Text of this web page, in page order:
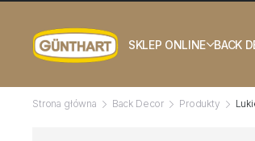
SKLEP ONLINE BACK
Strona główna Back Decor Produkty